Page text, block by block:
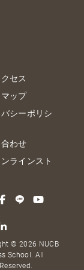
セス
ップ
シーポリシ
わせ
ラインスト
© 2026 NUCB
School. All